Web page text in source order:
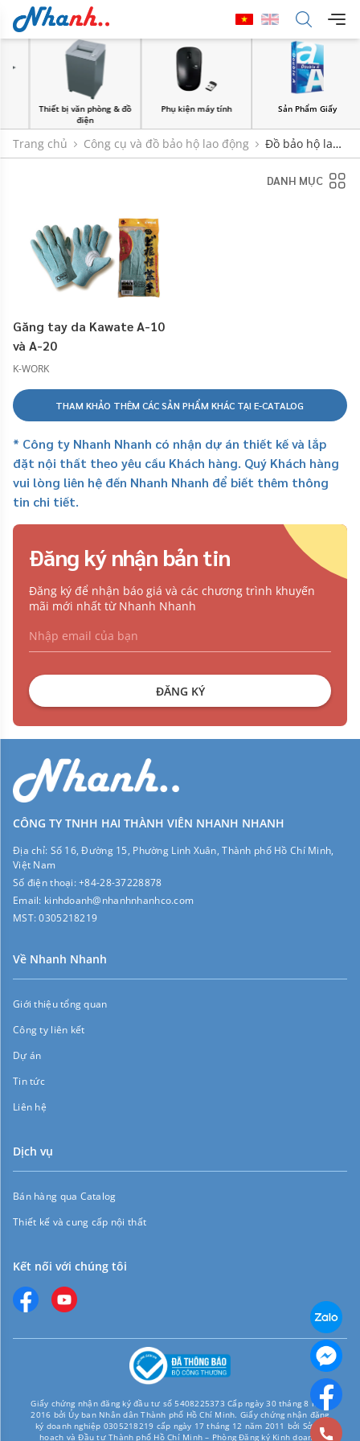
Thiết bị văn phòng & đồ
điện
Phụ kiện máy tính Sản Phẩm Giấy
Trang chủ Công cụ và đồ bảo hộ lao động
Đồ bảo hộ lao
động
DANH MỤC
Găng tay da Kawate A-10
và A-20
K-WORK
THAM KHẢO THÊM CÁC SẢN PHẨM KHÁC TẠI E-CATALOG
* Công ty Nhanh Nhanh có nhận dự án thiết kế và lắp
đặt nội thất theo yêu cầu Khách hàng. Quý Khách hàng
vui lòng liên hệ đến Nhanh Nhanh để biết thêm thông
tin chi tiết.
Đăng ký nhận bản tin
Đăng ký để nhận báo giá và các chương trình khuyến
mãi mới nhất từ Nhanh Nhanh
ĐĂNG KÝ
CÔNG TY TNHH HAI THÀNH VIÊN NHANH NHANH
Địa chỉ: Số 16, Đường 15, Phường Linh Xuân, Thành phố Hồ Chí Minh,
Việt Nam
Số điện thoại:+84-28-37228878
Email: kinhdoanh@nhanhnhanhco.com
MST:0305218219
Về Nhanh Nhanh
Giới thiệu tổng quan
Công ty liên kết
Dự án
Tin tức
Liên hệ
Dịch vụ
Bán hàng qua Catalog
Thiết kế và cung cấp nội thất
Kết nối với chúng tôi
Giấy chứng nhận đăng ký đầu tư số 5408225373 Cấp ngày 30 tháng 8 năm
2016 bởi Ủy ban Nhân dân Thành phố Hồ Chí Minh. Giấy chứng nhận đăng
ký doanh nghiệp 0305218219 cấp ngày 17 tháng 12 năm 2011 bởi Sở Kế
hoạch và Đầu tư Thành phố Hồ Chí Minh – Phòng Đăng ký Kinh doanh.